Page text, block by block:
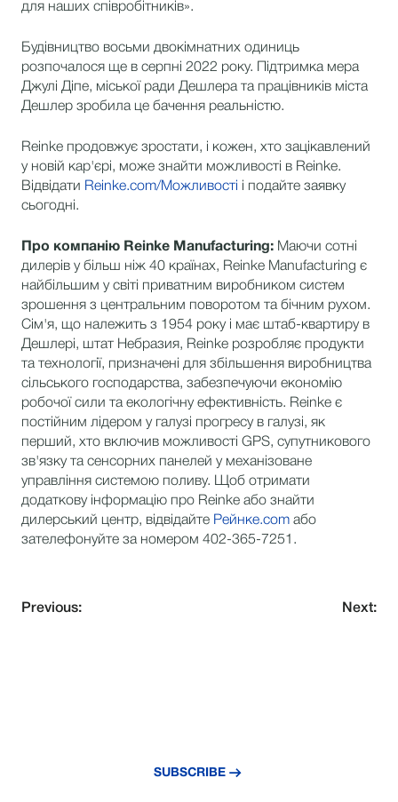
для наших співробітників».
Будівництво восьми двокімнатних одиниць
розпочалося ще в серпні 2022 року. Підтримка мера
Джулі Діпе, міської ради Дешлера та працівників міста
Дешлер зробила це бачення реальністю.
Reinke продовжує зростати, і кожен, хто зацікавлений
у новій кар'єрі, може знайти можливості в Reinke.
Відвідати Reinke.com/Можливості і подайте заявку
сьогодні.
Про компанію Reinke Manufacturing: Маючи сотні
дилерів у більш ніж 40 країнах, Reinke Manufacturing є
найбільшим у світі приватним виробником систем
зрошення з центральним поворотом та бічним рухом.
Сім'я, що належить з 1954 року і має штаб-квартиру в
Дешлері, штат Небразия, Reinke розробляє продукти
та технології, призначені для збільшення виробництва
сільського господарства, забезпечуючи економію
робочої сили та екологічну ефективність. Reinke є
постійним лідером у галузі прогресу в галузі, як
перший, хто включив можливості GPS, супутникового
зв'язку та сенсорних панелей у механізоване
управління системою поливу. Щоб отримати
додаткову інформацію про Reinke або знайти
дилерський центр, відвідайте Рейнке.com або
зателефонуйте за номером 402-365-7251.
Previous: Next:
SUBSCRIBE